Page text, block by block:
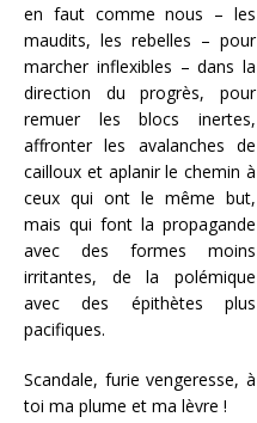
en faut comme nous – les
maudits, les rebelles – pour
marcher inflexibles – dans la
direction du progrès, pour
remuer les blocs inertes,
affronter les avalanches de
cailloux et aplanir le chemin à
ceux qui ont le même but,
mais qui font la propagande
avec des formes moins
irritantes, de la polémique
avec des épithètes plus
pacifiques.
Scandale, furie vengeresse, à
toi ma plume et ma lèvre !